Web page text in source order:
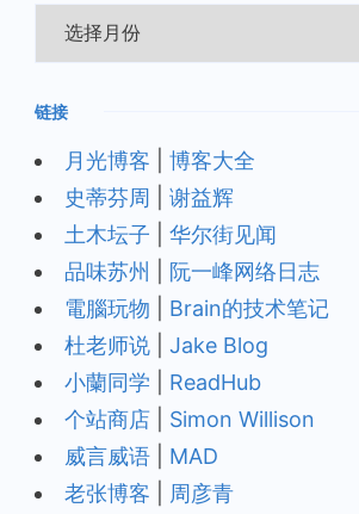
档
链接
月光博客
博客大全
史蒂芬周
谢益辉
土木坛子
华尔街见闻
品味苏州
阮一峰网络日志
電腦玩物
Brain的技术笔记
杜老师说
Jake Blog
小蘭同学
ReadHub
个站商店
Simon Willison
威言威语
MAD
老张博客
周彦青